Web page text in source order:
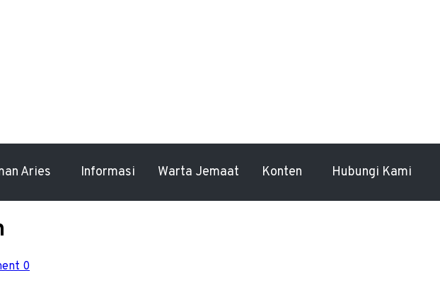
Aries Informasi Warta Jemaat Konten Hubungi Kami
0